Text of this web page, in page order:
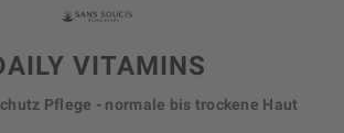
VITAMINS
Pflege - normale bis trockene Haut